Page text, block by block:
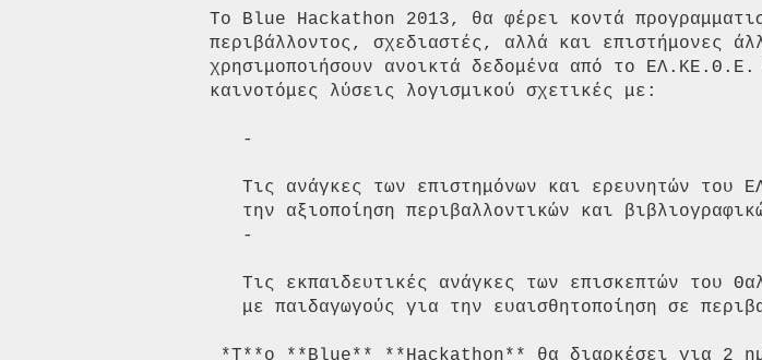
Το Blue Hackathon 2013, θα φέρει κοντά
περιβάλλοντος, σχεδιαστές, αλλά και επιστήμονες
χρησιμοποιήσουν ανοικτά δεδομένα από το
καινοτόμες λύσεις λογισμικού σχετικές με: